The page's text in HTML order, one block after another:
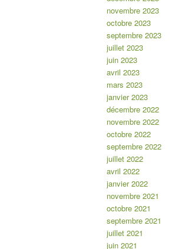
novembre 2023
octobre 2023
septembre 2023
juillet 2023
juin 2023
avril 2023
mars 2023
janvier 2023
décembre 2022
novembre 2022
octobre 2022
septembre 2022
juillet 2022
avril 2022
janvier 2022
novembre 2021
octobre 2021
septembre 2021
juillet 2021
juin 2021